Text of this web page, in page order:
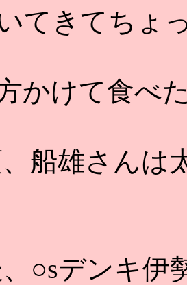
てきてちょ
かけて食べ
船雄さんは
○sデンキ伊